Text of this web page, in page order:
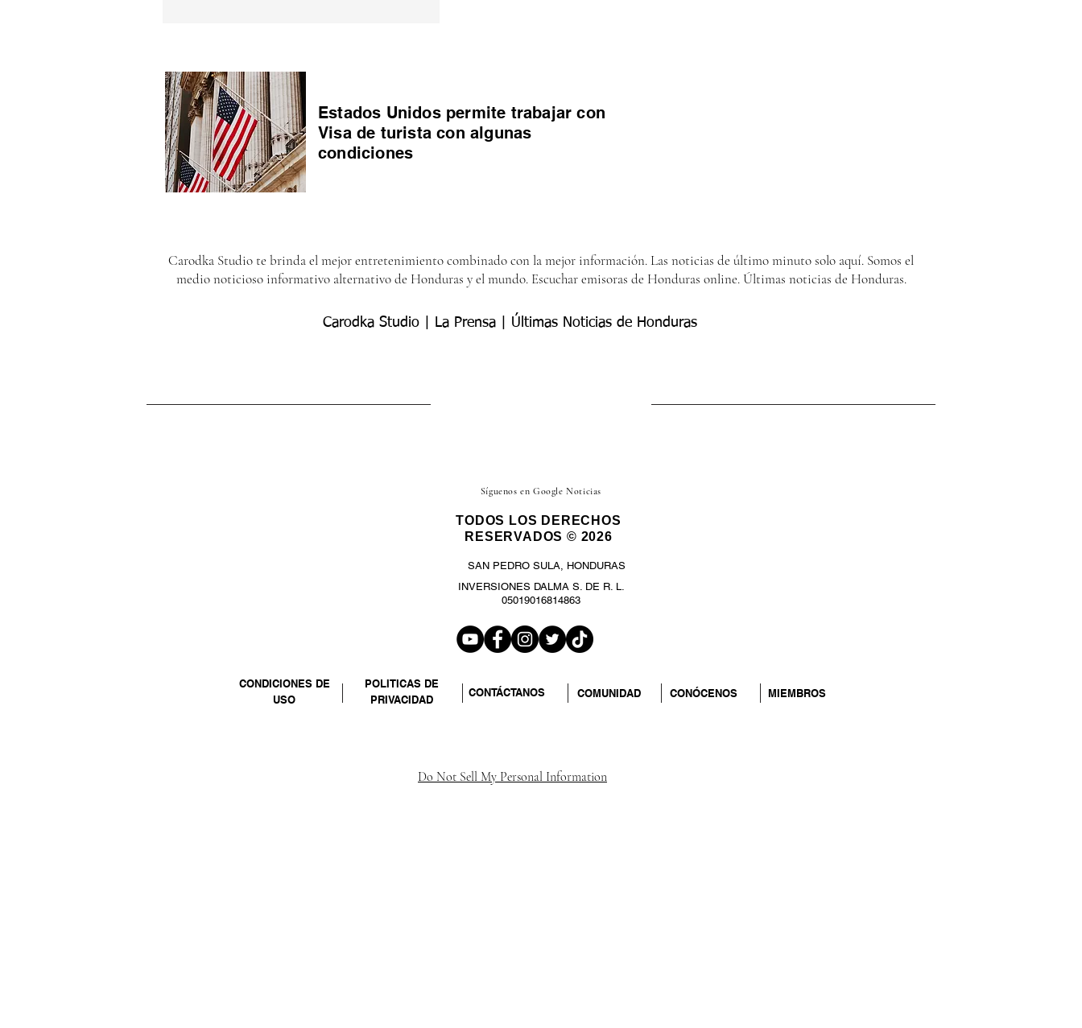
Estados Unidos permite trabajar con
Visa de turista con algunas
condiciones
Carodka Studio te brinda el mejor entretenimiento combinado con la mejor información. Las noticias de último minuto solo aquí. Somos el
medio noticioso informativo alternativo de Honduras y el mundo. Escuchar emisoras de Honduras online. Últimas noticias de Honduras.
Carodka Studio | La Prensa | Últimas Noticias de Honduras
Síguenos en Google Noticias
TODOS LOS DERECHOS
RESERVADOS © 2026
SAN PEDRO SULA, HONDURAS
INVERSIONES DALMA S. DE R. L.
05019016814863
CONDICIONES DE
USO
POLITICAS DE
PRIVACIDAD
CONTÁCTANOS COMUNIDAD CONÓCENOS MIEMBROS
Do Not Sell My Personal Information